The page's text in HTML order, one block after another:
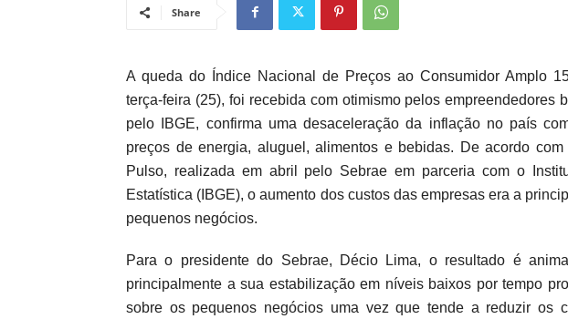
Share
A queda do Índice Nacional de Preços ao Consumidor Amplo
terça-feira (25), foi recebida com otimismo pelos empreendedores
pelo IBGE, confirma uma desaceleração da inflação no país
preços de energia, aluguel, alimentos e bebidas. De acordo
Pulso, realizada em abril pelo Sebrae em parceria com o
Estatística (IBGE), o aumento dos custos das empresas era a
pequenos negócios.
Para o presidente do Sebrae, Décio Lima, o resultado é
principalmente a sua estabilização em níveis baixos por tempo
sobre os pequenos negócios uma vez que tende a reduzir os